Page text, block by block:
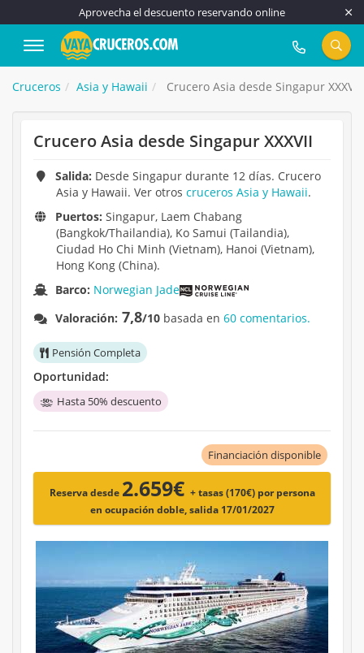
Aprovecha el descuento reservando online
917 815 555
Cruceros Asia y Hawaii Crucero Asia desde Singapur XXXVII
Crucero Asia desde Singapur XXXVII
Salida: Desde Singapur durante 12 días. Crucero
Asia y Hawaii. Ver otros cruceros Asia y Hawaii.
Puertos: Singapur, Laem Chabang
(Bangkok/Thailandia), Ko Samui (Tailandia),
Ciudad Ho Chi Minh (Vietnam), Hanoi (Vietnam),
Hong Kong (China).
Barco: Norwegian Jade
Valoración: 7,8/10 basada en60 comentarios.
Pensión Completa
Oportunidad:
Hasta 50% descuento
Financiación disponible
Reserva desde 2.659€ + tasas (170€) por persona
en ocupación doble, salida 17/01/2027